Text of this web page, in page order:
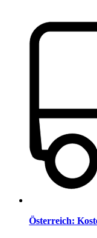
Österreich: